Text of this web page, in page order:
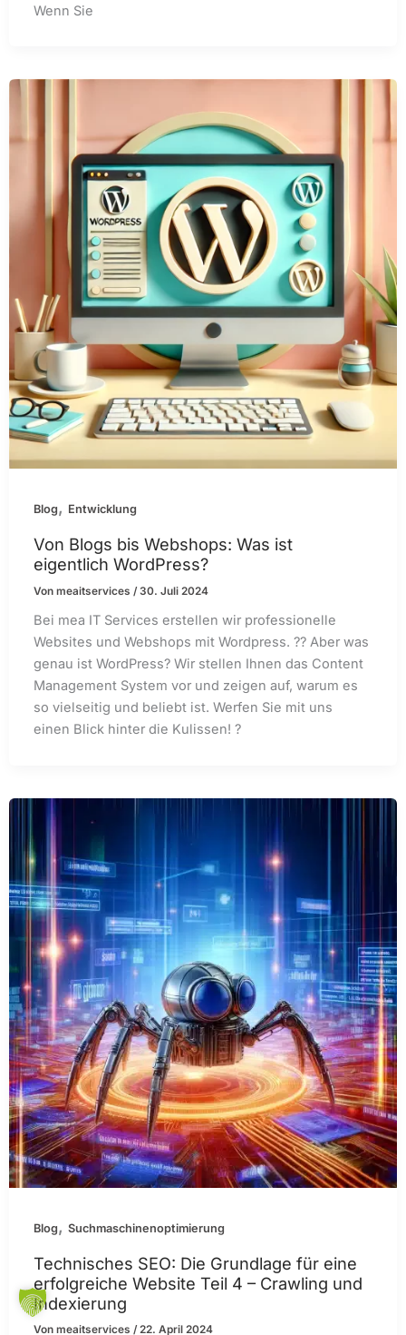
Wenn Sie
Blog, Entwicklung
Von Blogs bis Webshops: Was ist
eigentlich WordPress?
Vonmeaitservices /30. Juli 2024
Bei mea IT Services erstellen wir professionelle
Websites und Webshops mit Wordpress. ?️? Aber was
genau ist WordPress? Wir stellen Ihnen das Content
Management System vor und zeigen auf, warum es
so vielseitig und beliebt ist. Werfen Sie mit uns
einen Blick hinter die Kulissen! ?
Blog,Suchmaschinenoptimierung
Technisches SEO: Die Grundlage für eine
erfolgreiche Website Teil 4 – Crawling und
Indexierung
Vonmeaitservices/22. April 2024